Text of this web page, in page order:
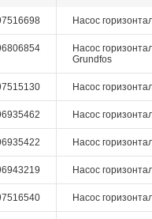
Насос
Насос
Grundfos
Насос
Насос
Насос
Насос
Насос